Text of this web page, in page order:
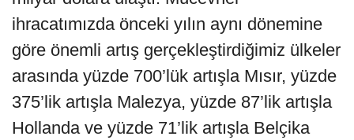
ihracatımızda önceki yılın aynı dönemine
göre önemli artış gerçekleştirdiğimiz ülkeler
arasında yüzde 700’lük artışla Mısır, yüzde
375’lik artışla Malezya, yüzde 87’lik artışla
Hollanda ve yüzde 71’lik artışla Belçika